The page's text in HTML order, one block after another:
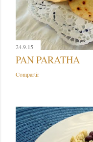
24.9.15
PAN PARATHA
Compartir